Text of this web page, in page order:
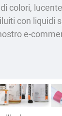
colori,
con
e-